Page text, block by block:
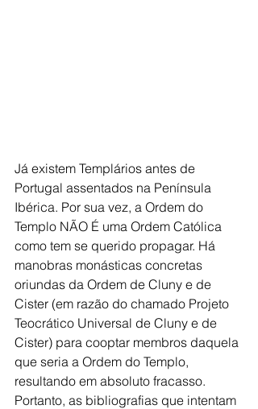
Já existem Templários antes de
Portugal assentados na Península
Ibérica. Por sua vez, a Ordem do
Templo NÃO É uma Ordem Católica
como tem se querido propagar. Há
manobras monásticas concretas
oriundas da Ordem de Cluny e de
Cister (em razão do chamado Projeto
Teocrático Universal de Cluny e de
Cister) para cooptar membros daquela
que seria a Ordem do Templo,
resultando em absoluto fracasso.
Portanto, as bibliografias que intentam